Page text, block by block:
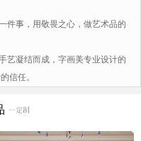
事，用敬畏之心，做艺术品的
凝结而成，字画美专业设计的
信任。